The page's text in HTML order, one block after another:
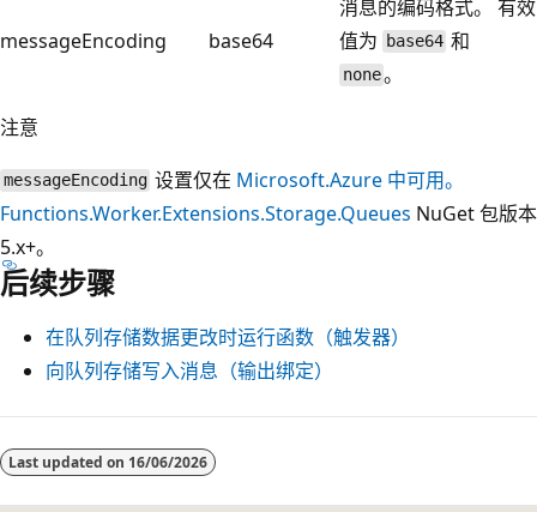
messageEncoding base64
消息的编码格式。 有效
值为
base64 和
none。
注意
messageEncoding 设置仅在 Microsoft.Azure 中可用。
Functions.Worker.Extensions.Storage.Queues NuGet 包版本
5.x+。
后续步骤
在队列存储数据更改时运行函数（触发器）
向队列存储写入消息（输出绑定）
Last updated on 16/06/2026